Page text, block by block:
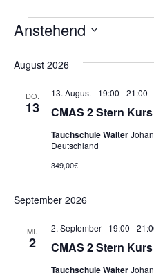
Anstehend
wählen.
August 2026
DO.
13 CMAS 2 Stern Kurs
13. August - 19:00 -21:00
Tauchschule Walter
Deutschland
349,00€
September 2026
MI.
2 CMAS 2 Stern Kurs
2. September - 19:00 -
Tauchschule Walter